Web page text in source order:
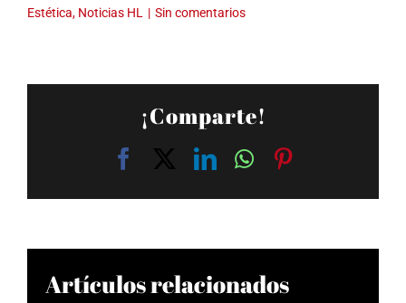
Estética, Noticias HL | Sin comentarios
¡Comparte!
FacebookLinkedInWhatsApp
Artículos relacionados